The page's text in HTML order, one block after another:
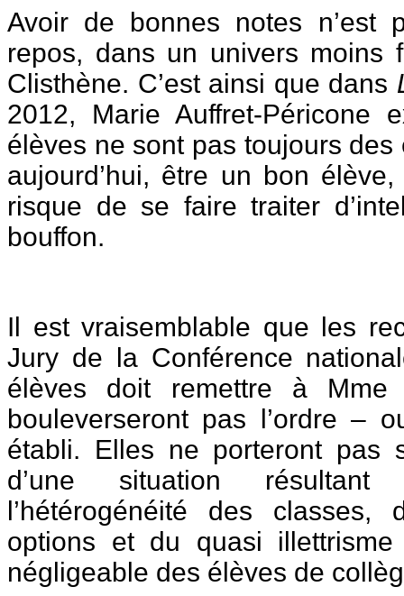
Avoir de bonnes notes n’est
repos, dans un univers moins
Clisthène. C’est ainsi que dans
2012, Marie Auffret-Péricone
élèves ne sont pas toujours
aujourd’hui, être un bon
risque de se faire traiter
bouffon.
Il est vraisemblable que les
Jury de la Conférence
élèves doit remettre à Mme
bouleverseront pas l’ordre –
établi. Elles ne porteront pas
d’une situation résultant
l’hétérogénéité des
options et du quasi illettrisme
négligeable des élèves de